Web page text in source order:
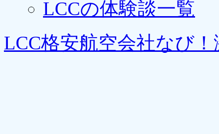
LCCの体験談一覧
LCC格安航空会社なび